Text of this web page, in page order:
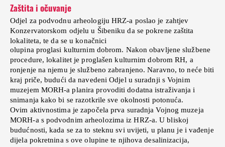
Zaštita i očuvanje
Odjel za podvodnu arheologiju HRZ-a poslao je zahtjev
Konzervatorskom odjelu u Šibeniku da se pokrene zaštita
lokaliteta, te da se u konačnici
olupina proglasi kulturnim dobrom. Nakon obavljene službene
procedure, lokalitet je proglašen kulturnim dobrom RH, a
ronjenje na njemu je službeno zabranjeno. Naravno, to neće biti
kraj priče, budući da navedeni Odjel u suradnji s Vojnim
muzejem MORH-a planira provoditi dodatna istraživanja i
snimanja kako bi se razotkrile sve okolnosti potonuća.
Ovim aktivnostima je započela prva suradnja Vojnog muzeja
MORH-a s podvodnim arheolozima iz HRZ-a. U bliskoj
budućnosti, kada se za to steknu svi uvijeti, u planu je i vađenje
dijela pokretnina s ove olupine te njihova desalinizacija,